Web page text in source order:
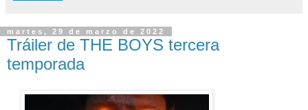
martes, 29 de marzo de 2022
Tráiler de THE BOYS tercera
temporada